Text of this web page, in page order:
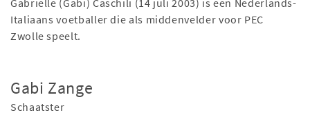
Gabrielle (Gabi) Caschili (14 juli 2003) is een Nederlands-
Italiaans voetballer die als middenvelder voor PEC
Zwolle speelt.
Gabi Zange
Schaatster